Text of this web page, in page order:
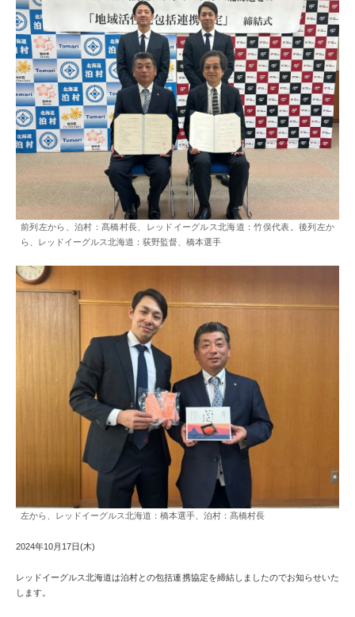
前列左から、泊村：髙橋村長、レッドイーグルス北海道：竹俣代表。後列左か
ら、レッドイーグルス北海道：荻野監督、橋本選手
左から、レッドイーグルス北海道：橋本選手、泊村：髙橋村長
2024年10月17日(木)
レッドイーグルス北海道は泊村との包括連携協定を締結しましたのでお知らせいた
します。